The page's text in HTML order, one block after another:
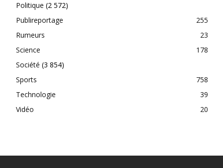
Politique (2 572)
Publireportage
255
Rumeurs
23
Science
178
Société (3 854)
Sports
758
Technologie
39
Vidéo
20